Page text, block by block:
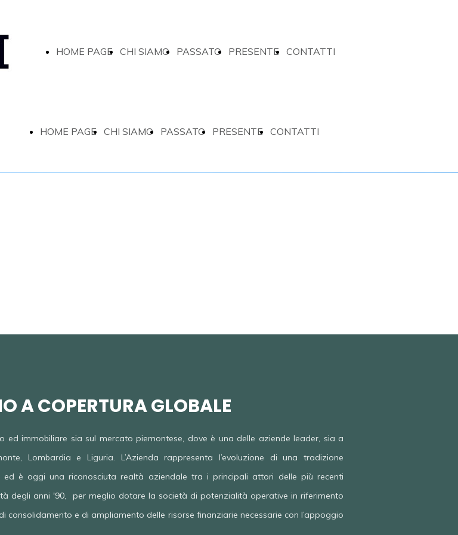
HOME PAGE CHI SIAMO PASSATO PRESENTE CONTATTI
HOME PAGE CHI SIAMO PASSATO PRESENTE CONTATTI
A COPERTURA GLOBALE
ed immobiliare sia sul mercato piemontese, dove è una delle aziende leader, sia a
Lombardia e Liguria. L’Azienda rappresenta l’evoluzione di una tradizione
è oggi una riconosciuta realtà aziendale tra i principali attori delle più recenti
degli anni '90, per meglio dotare la società di potenzialità operative in riferimento
e di ampliamento delle risorse finanziarie necessarie con l’appoggio